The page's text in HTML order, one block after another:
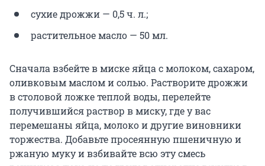
сухие дрожжи — 0,5 ч. л.;
растительное масло — 50 мл.
Сначала взбейте в миске яйца с молоком, сахаром,
оливковым маслом и солью. Растворите дрожжи
в столовой ложке теплой воды, перелейте
получившийся раствор в миску, где у вас
перемешаны яйца, молоко и другие виновники
торжества. Добавьте просеянную пшеничную и
ржаную муку и взбивайте всю эту смесь